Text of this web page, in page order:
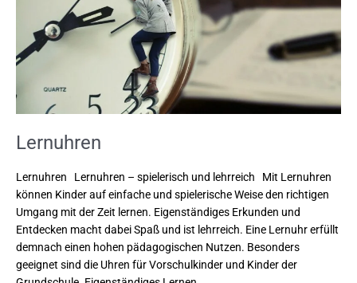
Lernuhren
Lernuhren Lernuhren – spielerisch und lehrreich Mit Lernuhren
können Kinder auf einfache und spielerische Weise den richtigen
Umgang mit der Zeit lernen. Eigenständiges Erkunden und
Entdecken macht dabei Spaß und ist lehrreich. Eine Lernuhr erfüllt
demnach einen hohen pädagogischen Nutzen. Besonders
geeignet sind die Uhren für Vorschulkinder und Kinder der